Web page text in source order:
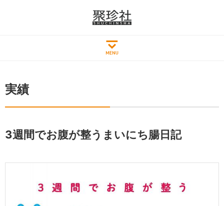
実績
3週間でお腹が整うまいにち腸日記